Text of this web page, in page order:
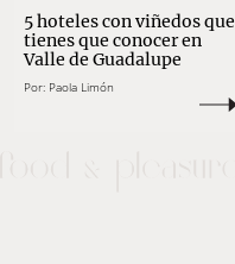
5 hoteles con viñedos que
tienes que conocer en
Valle de Guadalupe
Por: Paola Limón